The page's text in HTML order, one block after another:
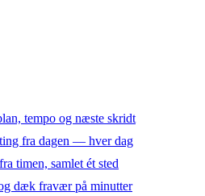
tempo og næste skridt
fra dagen — hver dag
timen, samlet ét sted
dæk fravær på minutter